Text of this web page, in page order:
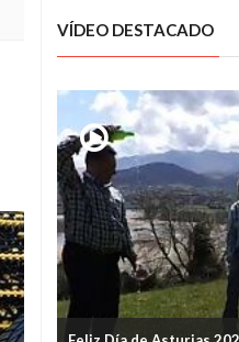
VÍDEO DESTACADO